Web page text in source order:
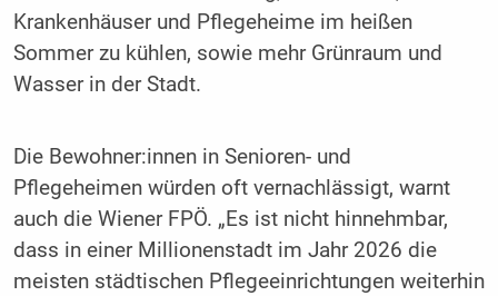
Krankenhäuser und Pflegeheime im heißen
Sommer zu kühlen, sowie mehr Grünraum und
Wasser in der Stadt.
Die Bewohner:innen in Senioren- und
Pflegeheimen würden oft vernachlässigt, warnt
auch die Wiener FPÖ. „Es ist nicht hinnehmbar,
dass in einer Millionenstadt im Jahr 2026 die
meisten städtischen Pflegeeinrichtungen weiterhin